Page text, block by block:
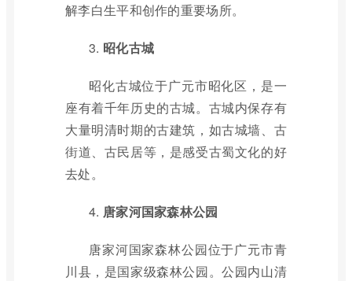
解李白生平和创作的重要场所。
3. 昭化古城
昭化古城位于广元市昭化区，是一
座有着千年历史的古城。古城内保存有
大量明清时期的古建筑，如古城墙、古
街道、古民居等，是感受古蜀文化的好
去处。
4. 唐家河国家森林公园
唐家河国家森林公园位于广元市青
川县，是国家级森林公园。公园内山清